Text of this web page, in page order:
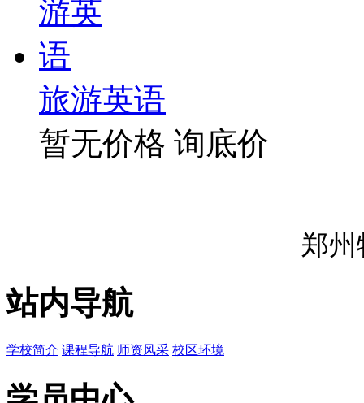
旅游英语
暂无价格 询底价
郑州
站内导航
学校简介 课程导航 师资风采 校区环境